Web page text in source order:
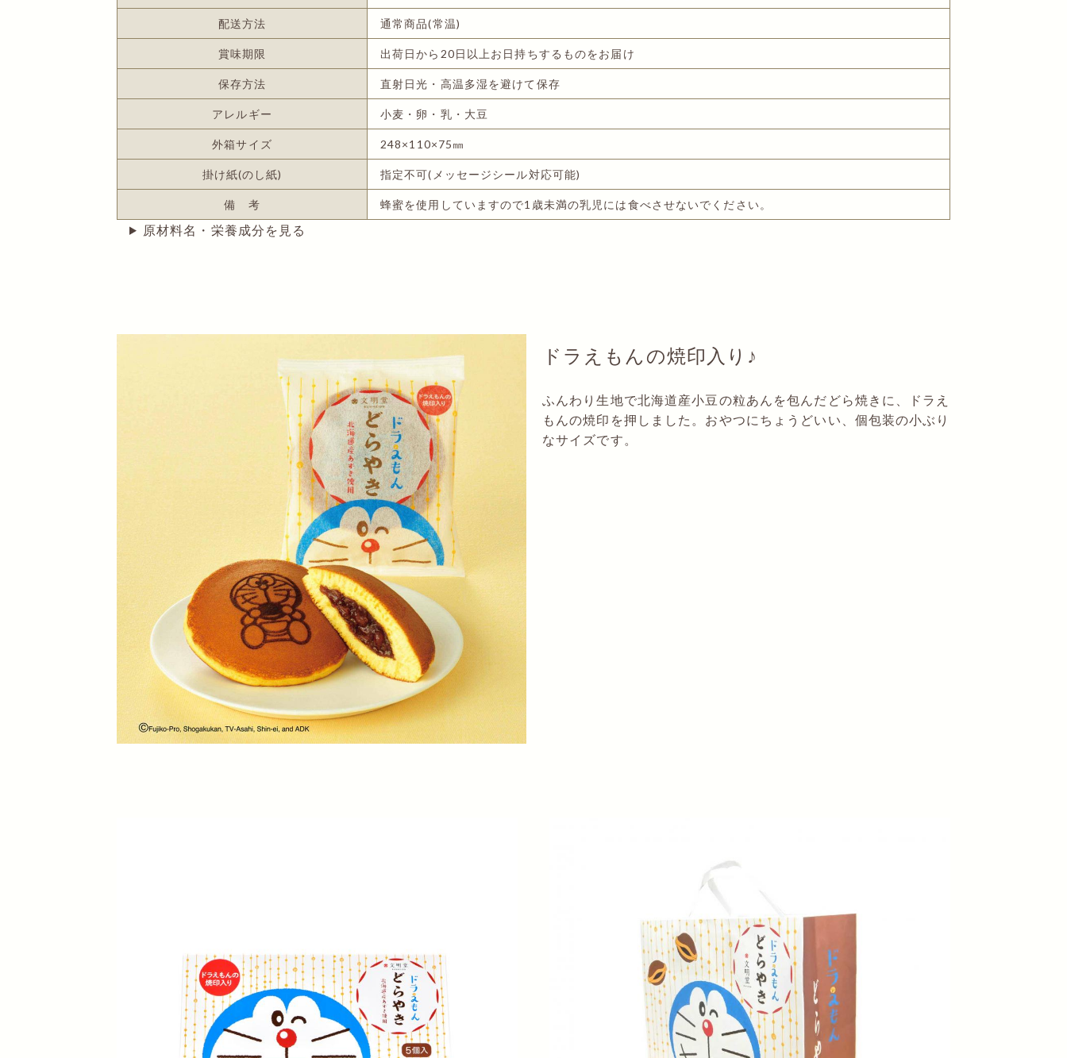
配送方法 通常商品(常温)
賞味期限 出荷日から20日以上お日持ちするものをお届け
保存方法 直射日光・高温多湿を避けて保存
アレルギー 小麦・卵・乳・大豆
外箱サイズ 248×110×75㎜
掛け紙(のし紙) 指定不可(メッセージシール対応可能)
備 考 蜂蜜を使用していますので1歳未満の乳児には食べさせないでください。
原材料名・栄養成分を見る
ドラえもんの焼印入り♪
ふんわり生地で北海道産小豆の粒あんを包んだどら焼きに、ドラえ
もんの焼印を押しました。おやつにちょうどいい、個包装の小ぶり
なサイズです。